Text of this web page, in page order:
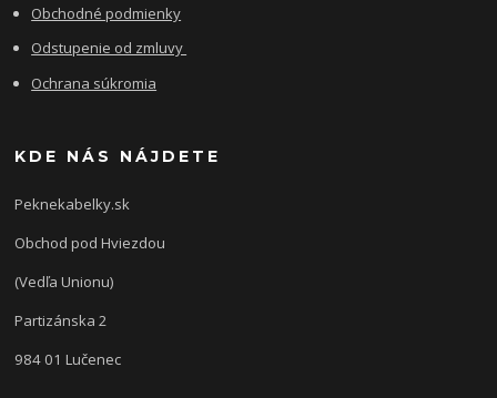
Obchodné podmienky
Odstupenie od zmluvy
Ochrana súkromia
KDE NÁS NÁJDETE
Peknekabelky.sk
Obchod pod Hviezdou
(Vedľa Unionu)
Partizánska 2
984 01 Lučenec